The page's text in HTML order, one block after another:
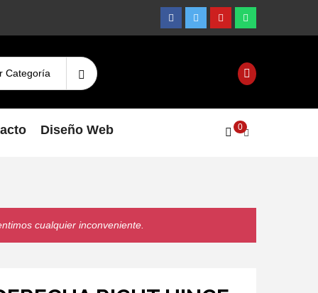
Facebook
TwitterYoutubeWhatsapp
Search
for:
Diseño Web 0
cualquier inconveniente.